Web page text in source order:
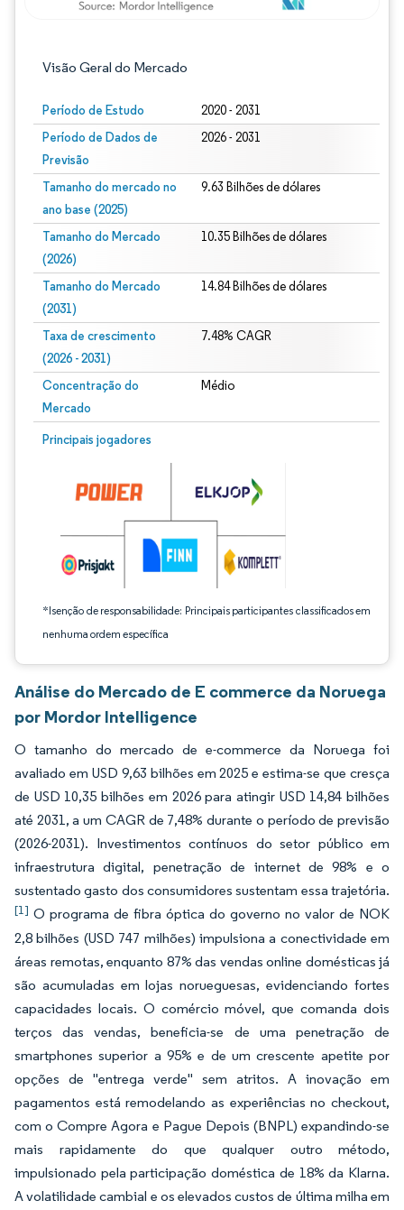
Visão Geral do Mercado
Período de Estudo 2020 - 2031
Período de Dados de
Previsão
2026 - 2031
Tamanho do mercado no
ano base (2025)
9.63 Bilhões de dólares
Tamanho do Mercado
(2026)
10.35 Bilhões de dólares
Tamanho do Mercado
(2031)
14.84 Bilhões de dólares
Taxa de crescimento
(2026 - 2031)
7.48% CAGR
Concentração do
Mercado
Médio
Principais jogadores
*Isenção de responsabilidade: Principais participantes classificados em
nenhuma ordem específica
Imagem © Mordor Intelligence. O reuso requer atribuição conforme CC BY 4.0.
Análise do Mercado de E commerce da Noruega
por Mordor Intelligence
O tamanho do mercado de e-commerce da Noruega foi
avaliado em USD 9,63 bilhões em 2025 e estima-se que cresça
de USD 10,35 bilhões em 2026 para atingir USD 14,84 bilhões
até 2031, a um CAGR de 7,48% durante o período de previsão
(2026-2031). Investimentos contínuos do setor público em
infraestrutura digital, penetração de internet de 98% e o
sustentado gasto dos consumidores sustentam essa trajetória.
[1] O programa de fibra óptica do governo no valor de NOK
2,8 bilhões (USD 747 milhões) impulsiona a conectividade em
áreas remotas, enquanto 87% das vendas online domésticas já
são acumuladas em lojas norueguesas, evidenciando fortes
capacidades locais. O comércio móvel, que comanda dois
terços das vendas, beneficia-se de uma penetração de
smartphones superior a 95% e de um crescente apetite por
opções de "entrega verde" sem atritos. A inovação em
pagamentos está remodelando as experiências no checkout,
com o Compre Agora e Pague Depois (BNPL) expandindo-se
mais rapidamente do que qualquer outro método,
impulsionado pela participação doméstica de 18% da Klarna.
A volatilidade cambial e os elevados custos de última milha em